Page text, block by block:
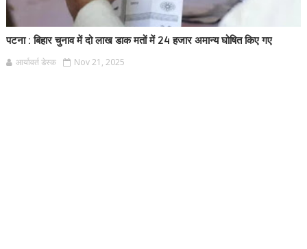
पटना : बिहार चुनाव में दो लाख डाक मतों में 24 हजार अमान्य घोषित किए गए
आर्यावर्त डेस्क Nov 21, 2025